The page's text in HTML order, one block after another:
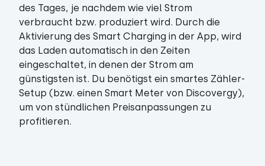
des Tages, je nachdem wie viel Strom
verbraucht bzw. produziert wird. Durch die
Aktivierung des Smart Charging in der App, wird
das Laden automatisch in den Zeiten
eingeschaltet, in denen der Strom am
günstigsten ist. Du benötigst ein smartes Zähler-
Setup (bzw. einen Smart Meter von Discovergy),
um von stündlichen Preisanpassungen zu
profitieren.